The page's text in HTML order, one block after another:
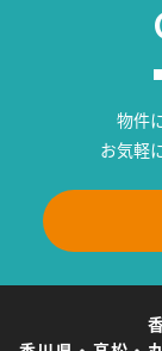
物件
お気軽